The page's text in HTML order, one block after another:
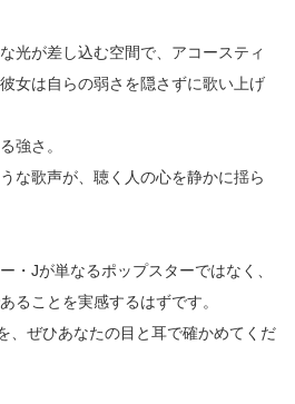
光が差し込む空間で、アコースティ
女は自らの弱さを隠さずに歌い上げ
強さ。
な歌声が、聴く人の心を静かに揺ら
・Jが単なるポップスターではなく、
ることを実感するはずです。
、ぜひあなたの目と耳で確かめてくだ